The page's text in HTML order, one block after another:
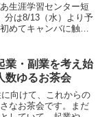
生涯学習センター短
分は8/13（水）より予
めてキャンバに触れ
なども素敵にデザイ
、パソコン苦手でも
業・副業を考え始
数ゆるお茶会
向けて、これからの
なお茶会です。まだ